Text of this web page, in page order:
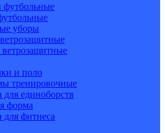
футбольные
уборы
и поло
тренировочные
единоборств
форма
фитнеса